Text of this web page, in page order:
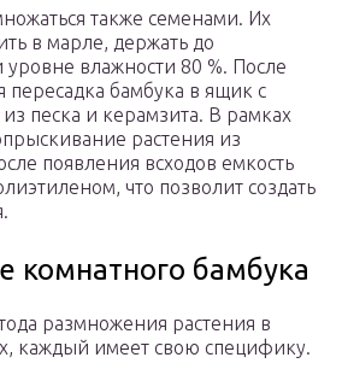
также семенами. Их
в марле, держать до
влажности 80 %. После
пересадка бамбука в ящик с
песка и керамзита. В рамках
растения из
появления всходов емкость
что позволит создать
комнатного бамбука
размножения растения в
каждый имеет свою специфику.